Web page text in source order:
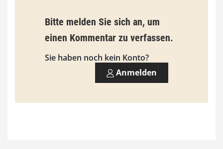
i
s
9
0
Bitte melden Sie sich an, um
einen Kommentar zu verfassen.
Sie haben noch kein Konto?
Anmelden